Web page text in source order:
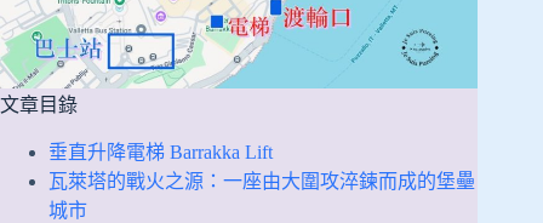
文章目錄
垂直升降電梯 Barrakka Lift
瓦萊塔的戰火之源：一座由大圍攻淬鍊而成的堡壘
城市